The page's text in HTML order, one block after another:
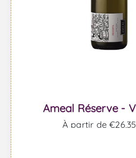
Ameal Réserve -
À partir de